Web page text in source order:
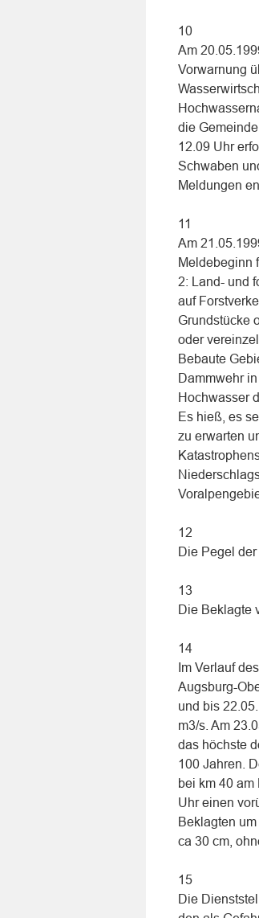
10
Am
Vorwarnung
die
12.09 Uhr
Schwaben
Meldungen
11
Am
Meldebeginn
2: Land- und
auf
Grundstücke
oder
Bebaute
Dammwehr
Hochwasser
Es hieß, es
zu erwarten
12
Die Pegel
13
Die Beklagte
14
Im Verlauf
Augsburg-
und bis
m3/s. Am
das höchste
100 Jahren.
bei km 40
Uhr einen
Beklagten
ca 30 cm,
15
Die